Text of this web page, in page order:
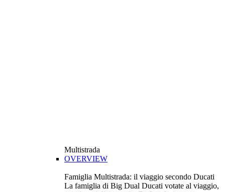
Multistrada
OVERVIEW
Famiglia Multistrada: il viaggio secondo Ducati
La famiglia di Big Dual Ducati votate al viaggio,